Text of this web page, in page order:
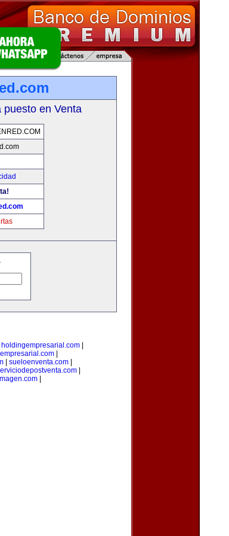
puesto en Venta
holdingempresarial.com|
|
sueloenventa.com
|